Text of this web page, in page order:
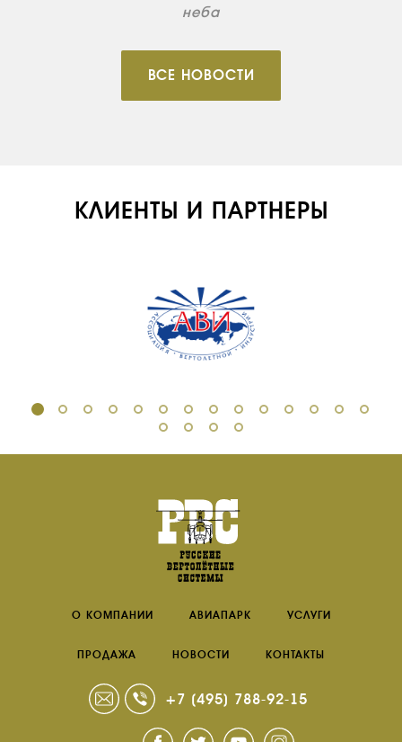
неба
ВСЕ НОВОСТИ
КЛИЕНТЫ И ПАРТНЕРЫ
О КОМПАНИИ АВИАПАРК УСЛУГИ
ПРОДАЖА НОВОСТИ КОНТАКТЫ
+7 (495) 788-92-15